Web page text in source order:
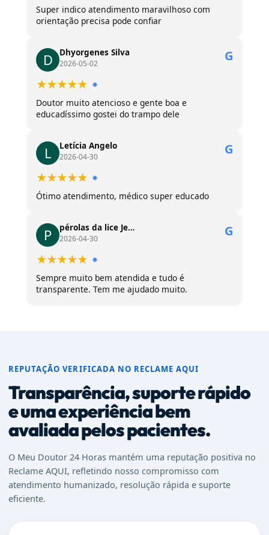
Super indico atendimento maravilhoso com
orientação precisa pode confiar
D Dhyorgenes Silva
2026-05-02 G
★★★★★ ✹
Doutor muito atencioso e gente boa e
educadíssimo gostei do trampo dele
L Letícia Angelo
2026-04-30 G
★★★★★ ✹
Ótimo atendimento, médico super educado
P pérolas da lice Je…
2026-04-30 G
★★★★★ ✹
Sempre muito bem atendida e tudo é
transparente. Tem me ajudado muito.
REPUTAÇÃO VERIFICADA NO RECLAME AQUI
Transparência, suporte rápido
e uma experiência bem
avaliada pelos pacientes.
O Meu Doutor 24 Horas mantém uma reputação positiva no
Reclame AQUI, refletindo nosso compromisso com
atendimento humanizado, resolução rápida e suporte
eficiente.